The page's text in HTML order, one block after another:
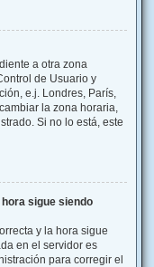
a otra zona
de Usuario y
e.j. Londres, París,
la zona horaria,
Si no lo está, este
sigue siendo
y la hora sigue
en el servidor es
para corregir el